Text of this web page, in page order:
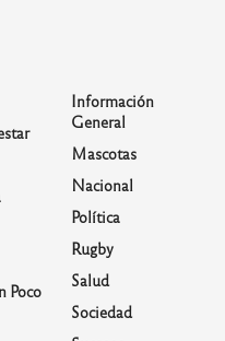
Poco
Información
General
Mascotas
Nacional
Política
Rugby
Salud
Sociedad